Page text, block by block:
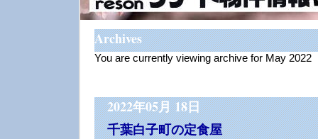
Archives
You are currently viewing archive for May 2022
2022年05月 18日
千葉白子町の定食屋